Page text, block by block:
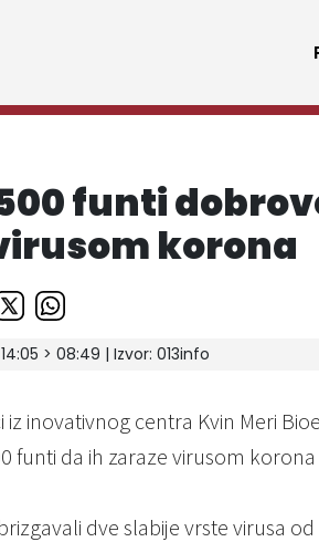
funti
korona
> 08:49 | Izvor: 013info
iz inovativnog centra Kvin Meri
funti da ih zaraze virusom
dve slabije vrste virusa